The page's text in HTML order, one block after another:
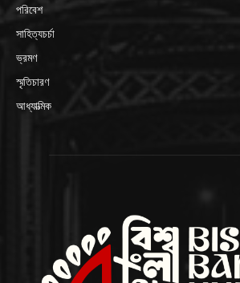
পরিবেশ
সাহিত্যচর্চা
ভ্রমণ
স্মৃতিচারণ
আধ্যাত্মিক